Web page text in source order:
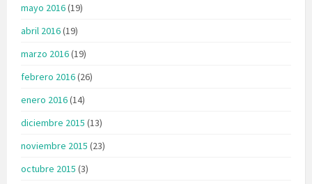
mayo 2016(19)
abril 2016(19)
marzo 2016(19)
febrero 2016(26)
enero 2016(14)
diciembre 2015 (13)
noviembre 2015 (23)
octubre 2015 (3)